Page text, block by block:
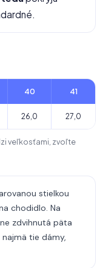
40 41
26,0 27,0
veľkosťami, zvoľte
stielkou
chodidlo. Na
zdvihnutá päta
tie dámy,